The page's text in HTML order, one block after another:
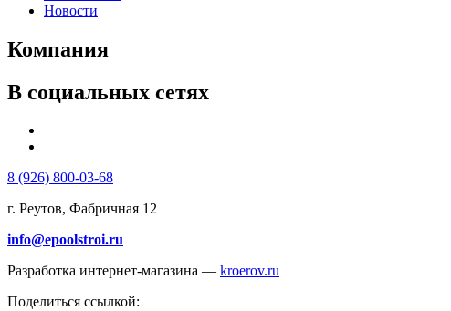
Новости
Компания
В социальных сетях
8 (926) 800-03-68
г. Реутов, Фабричная 12
info@epoolstroi.ru
Разработка интернет-магазина — kroerov.ru
Поделиться ссылкой: